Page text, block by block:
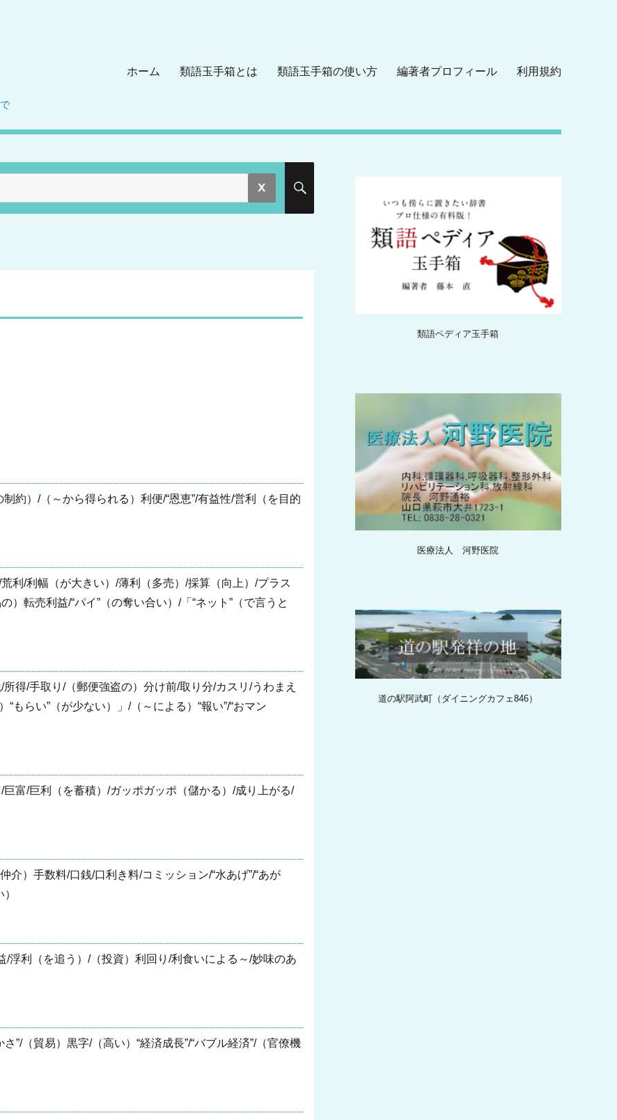
ホーム 類語玉手箱とは 類語玉手箱の使い方 編著者プロフィール 利用規約
約）/（～から得られる）利便/“恩恵”/有益性/営利（を目的
利/利幅（が大きい）/薄利（多売）/採算（向上）/プラス
）転売利益/“パイ”（の奪い合い）/「“ネット”（で言うと
得/手取り/（郵便強盗の）分け前/取り分/カスリ/うわまえ
もらい”（が少ない）」/（～による）“報い”/“おマン
富/巨利（を蓄積）/ガッポガッポ（儲かる）/成り上がる/
介）手数料/口銭/口利き料/コミッション/“水あげ”/“あが
/浮利（を追う）/（投資）利回り/利食いによる～/妙味のあ
”/（貿易）黒字/（高い）“経済成長”/“バブル経済”/（官僚機
類語ペディア玉手箱
医療法人 河野医院
道の駅阿武町（ダイニングカフェ846）